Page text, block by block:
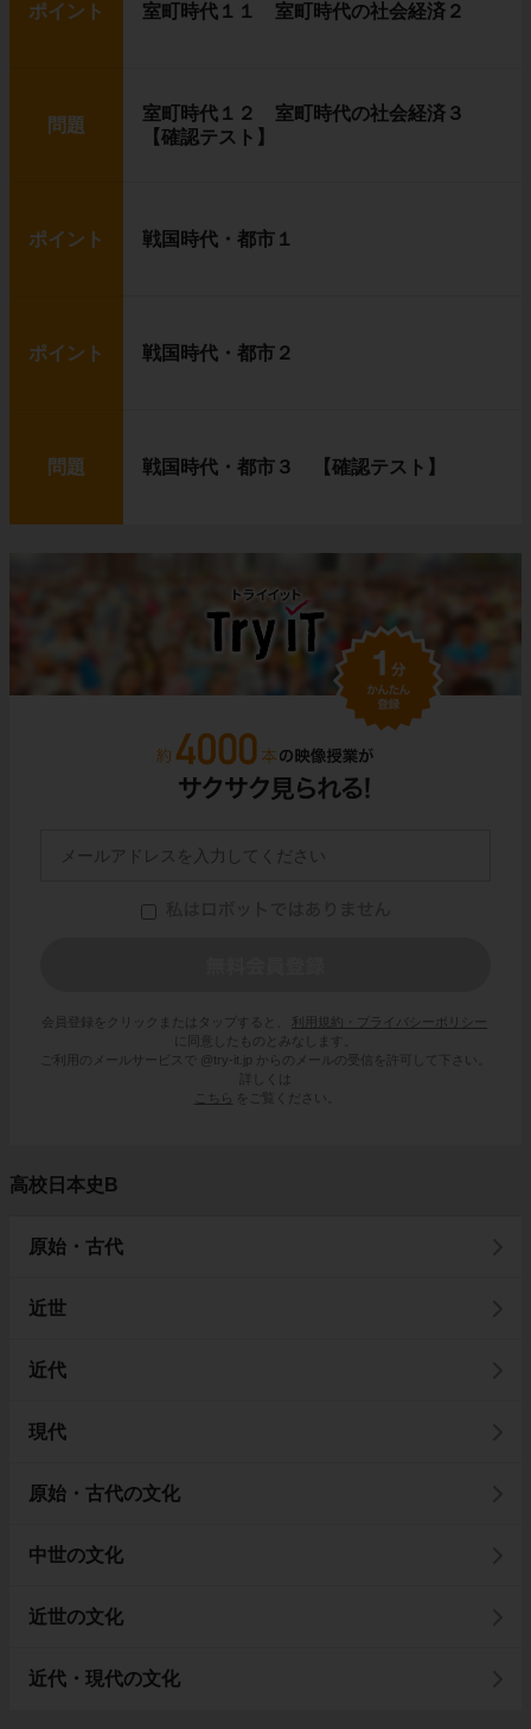
ポイント 室町時代１１ 室町時代の社会経済２
問題
室町時代１２ 室町時代の社会経済３
【確認テスト】
ポイント 戦国時代・都市１
ポイント 戦国時代・都市２
問題 戦国時代・都市３ 【確認テスト】
会員登録をクリックまたはタップすると、
利用規約・プライバシーポリシー
に同意したものとみなします。
ご利用のメールサービスで @try-it.jp からのメールの受信を許可して下さい。
詳しくは
こちら
をご覧ください。
高校日本史B
原始・古代
近世
近代
現代
原始・古代の文化
中世の文化
近世の文化
近代・現代の文化